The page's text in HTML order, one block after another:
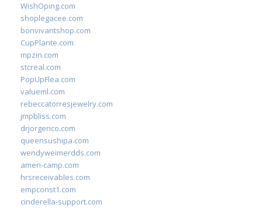
WishOping.com
shoplegacee.com
bonvivantshop.com
CupPlante.com
mpzin.com
stcreal.com
PopUpFlea.com
valueml.com
rebeccatorresjewelry.com
jmpbliss.com
drjorgerico.com
queensushipa.com
wendyweimerdds.com
ameri-camp.com
hrsreceivables.com
empconst1.com
cinderella-support.com